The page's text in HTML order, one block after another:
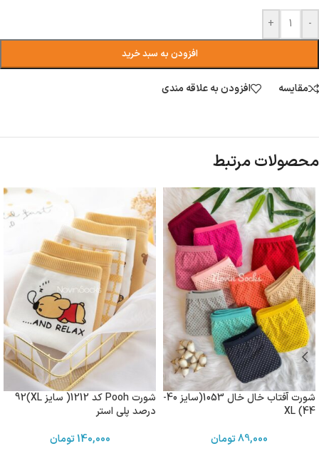
-
+
افزودن به سبد خرید
مقایسه افزودن به علاقه مندی
محصولات مرتبط
شورت آفتاب خال خال 1053(سایز 40-
44) XL
89,000تومان
شورت Pooh کد 1212( سایز XL)92
درصد پلی استر
140,000تومان